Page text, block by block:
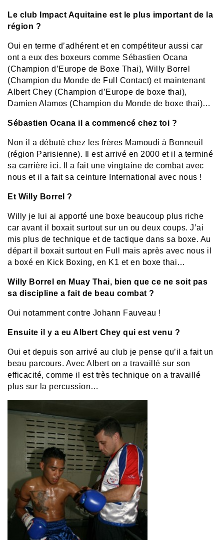
Le club Impact Aquitaine est le plus important de la
région ?
Oui en terme d’adhérent et en compétiteur aussi car
ont a eux des boxeurs comme Sébastien Ocana
(Champion d’Europe de Boxe Thai), Willy Borrel
(Champion du Monde de Full Contact) et maintenant
Albert Chey (Champion d’Europe de boxe thai),
Damien Alamos (Champion du Monde de boxe thai)…
Sébastien Ocana il a commencé chez toi ?
Non il a débuté chez les frères Mamoudi à Bonneuil
(région Parisienne). Il est arrivé en 2000 et il a terminé
sa carrière ici. Il a fait une vingtaine de combat avec
nous et il a fait sa ceinture International avec nous !
Et Willy Borrel ?
Willy je lui ai apporté une boxe beaucoup plus riche
car avant il boxait surtout sur un ou deux coups. J’ai
mis plus de technique et de tactique dans sa boxe. Au
départ il boxait surtout en Full mais après avec nous il
a boxé en Kick Boxing, en K1 et en boxe thai…
Willy Borrel en Muay Thai, bien que ce ne soit pas
sa discipline a fait de beau combat ?
Oui notamment contre Johann Fauveau !
Ensuite il y a eu Albert Chey qui est venu ?
Oui et depuis son arrivé au club je pense qu’il a fait un
beau parcours. Avec Albert on a travaillé sur son
efficacité, comme il est très technique on a travaillé
plus sur la percussion…